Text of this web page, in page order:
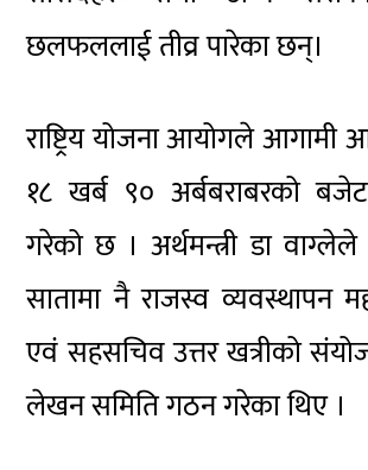
छलफललाई तीव्र पारेका छन्।
राष्ट्रिय योजना आयोगले
१८ खर्ब ९० अर्बबराबरको
गरेको छ । अर्थमन्त्री डा
सातामा नै राजस्व व्यवस्थापन
एवं सहसचिव उत्तर खत्रीको
लेखन समिति गठन गरेका थिए ।